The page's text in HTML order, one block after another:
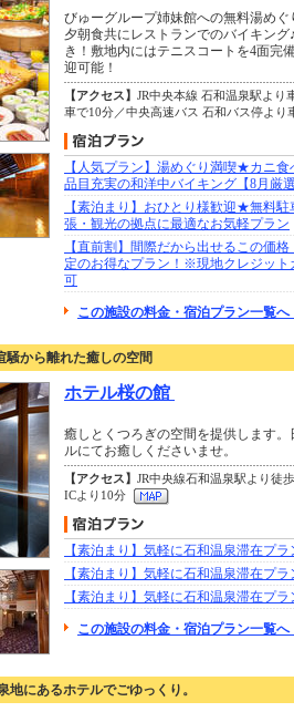
びゅーグループ姉妹館への無料湯め
夕朝食共にレストランでのバイキン
き！敷地内にはテニスコートを4面完
迎可能！
【アクセス】 JR中央本線 石和温泉駅より
車で10分／中央高速バス 石和バス停より
【人気プラン】湯めぐり満喫★カニ食
品目充実の和洋中バイキング【8月厳
【素泊まり】おひとり様歓迎★無料
張・観光の拠点に最適なお気軽プラン
【直前割】間際だから出せるこの価
定のお得なプラン！※現地クレジット
可
この施設の料金・宿泊プラン一覧
騒から離れた癒しの空間
ホテル桜の館
癒しとくつろぎの空間を提供します
ルにてお癒しくださいませ。
【アクセス】 JR中央線石和温泉駅より徒
ICより10分
【素泊まり】気軽に石和温泉滞在プラ
【素泊まり】気軽に石和温泉滞在プラ
【素泊まり】気軽に石和温泉滞在プラ
この施設の料金・宿泊プラン一覧
地にあるホテルでごゆっくり。